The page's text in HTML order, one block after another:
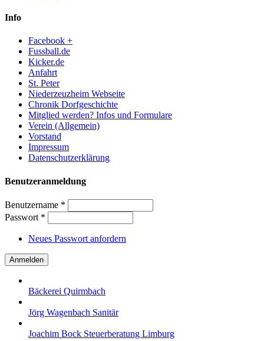
Info
Facebook +
Fussball.de
Kicker.de
Anfahrt
St. Peter
Niederzeuzheim Webseite
Chronik Dorfgeschichte
Mitglied werden? Infos und Formulare
Verein (Allgemein)
Vorstand
Impressum
Datenschutzerklärung
Benutzeranmeldung
Benutzername *
Passwort *
Neues Passwort anfordern
Bäckerei Quirmbach
Jörg Wagenbach Sanitär
Joachim Bock Steuerberatung Limburg